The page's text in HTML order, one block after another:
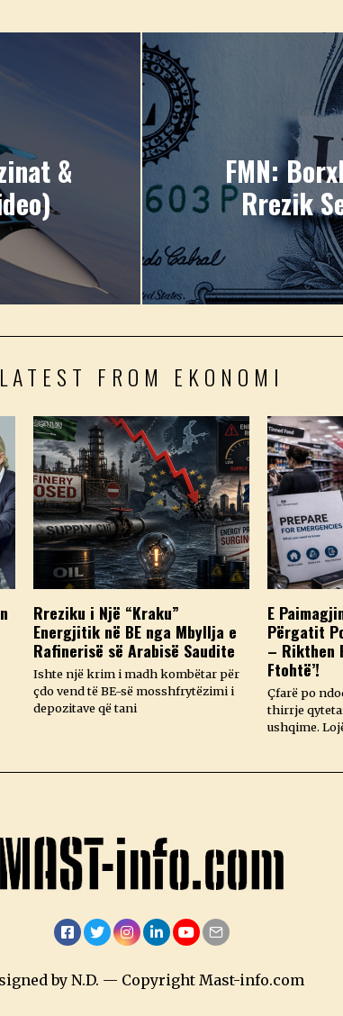
&
FMN:
Rrezik
LATEST FROM EKONOMI
Rreziku i Një “Kraku”
Energjitik në BE nga Mbyllja e
Rafinerisë së Arabisë Saudite
Ishte një krim i madh kombëtar për
çdo vend të BE-së mosshfrytëzimi i
depozitave që tani
E
Përgatit
– Rikthen
Ftohtë’!
Çfarë po
thirrje
ushqime.
by N.D. — Copyright Mast-info.com